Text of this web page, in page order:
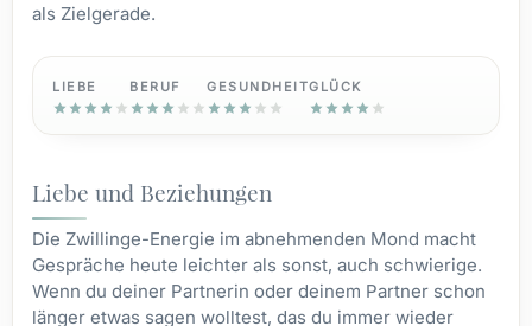
als Zielgerade.
LIEBE BERUF GESUNDHEITGLÜCK
Liebe und Beziehungen
Die Zwillinge-Energie im abnehmenden Mond macht
Gespräche heute leichter als sonst, auch schwierige.
Wenn du deiner Partnerin oder deinem Partner schon
länger etwas sagen wolltest, das du immer wieder